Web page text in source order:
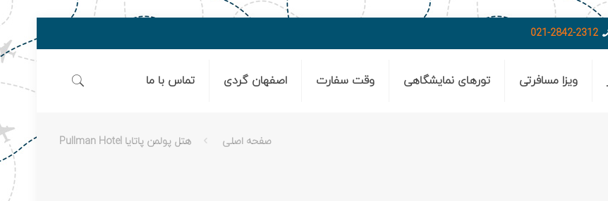
021-2842-2312
ویزا مسافرتی تورهای نمایشگاهی وقت سفارت اصفهان گردی تماس با ما
صفحه اصلی هتل پولمن پاتایا Pullman Hotel